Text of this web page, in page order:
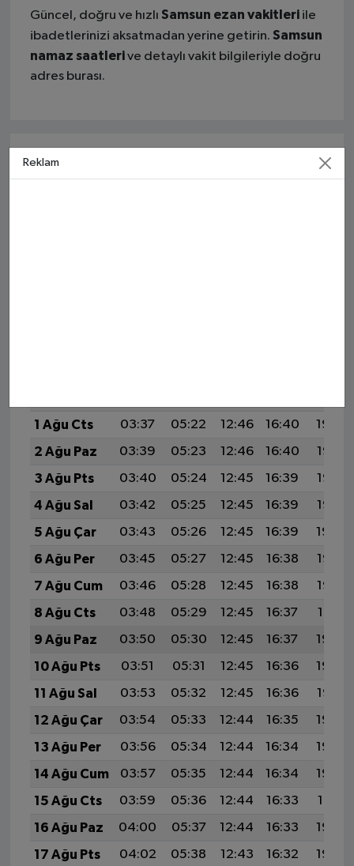
Güncel, doğru ve hızlı Samsun ezan vakitleri ile
ibadetlerinizi aksatmadan yerine getirin. Samsun
namaz saatlerive detaylı vakit bilgileriyle doğru
adres burası.
1 Ağu Cts
03:37 05:22 12:46 16:40
19:59
2 Ağu Paz
03:39 05:23 12:46 16:40
19:58
3 Ağu Pts
03:40 05:24 12:45 16:39
19:57
4 Ağu Sal
03:42 05:25 12:45 16:39
19:55
5 Ağu Çar
03:43 05:26 12:45 16:39
19:54
6 Ağu Per
03:45 05:27 12:45 16:38
19:53
7 Ağu Cum
03:46 05:28 12:45 16:38
19:52
8 Ağu Cts
03:48 05:29 12:45 16:37
19:51
9 Ağu Paz
03:50 05:30 12:45 16:37
19:49
10 Ağu Pts
03:51 05:31 12:45 16:36
19:48
11 Ağu Sal
03:53 05:32 12:45 16:36
19:47
12 Ağu Çar
03:54 05:33 12:44 16:35
19:45
13 Ağu Per
03:56 05:34 12:44 16:34
19:44
14 Ağu Cum
03:57 05:35 12:44 16:34
19:43
15 Ağu Cts
03:59 05:36 12:44 16:33
19:41
16 Ağu Paz
04:00 05:37 12:44 16:33
19:40
17 Ağu Pts
04:02 05:38 12:43 16:32
19:39
Reklam